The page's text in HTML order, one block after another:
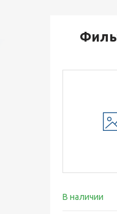
В наличии